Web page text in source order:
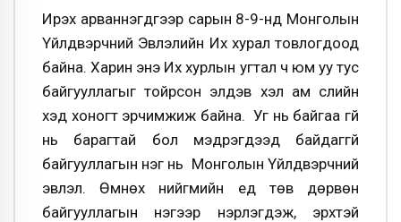
Ирэх арваннэгдүгээр сарын 8-9-нд Монголын
Үйлдвэрчний Эвлэлийн Их хурал товлогдоод
байна. Харин энэ Их хурлын угтал ч юм уу тус
байгууллагыг тойрсон элдэв хэл ам сүүлийн
хэд хоногт эрчимжиж байна. Уг нь байгаа үгүй
нь барагтай бол мэдрэгдээд байдаггүй
байгууллагын нэг нь Монголын Үйлдвэрчний
эвлэл. Өмнөх нийгмийн үед төв дөрвөн
байгууллагын нэгээр нэрлэгдэж, эрхтэй